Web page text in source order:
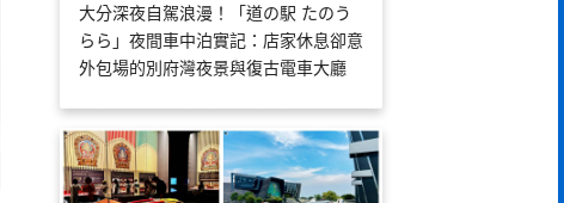
大分深夜自駕浪漫！「道の駅 たのう
らら」夜間車中泊實記：店家休息卻意
外包場的別府灣夜景與復古電車大廳